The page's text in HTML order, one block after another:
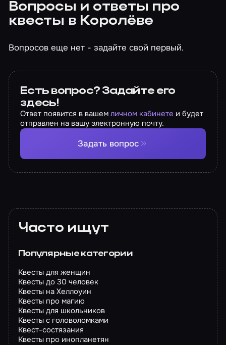
Вопросы и ответы про
квесты в Королёве
Вопросов еще нет - задайте свой первый.
Есть вопрос? Задайте его
здесь!
Ответ появится в вашемличном кабинете и будет
отправлен на вашу электронную почту.
Задать вопрос
Часто ищут
Популярные категории
Квесты для женщин
Квесты до 30 человек
Квесты на Хеллоуин
Квесты про магию
Квесты для школьников
Квесты с головоломками
Квест-состязания
Квесты про инопланетян